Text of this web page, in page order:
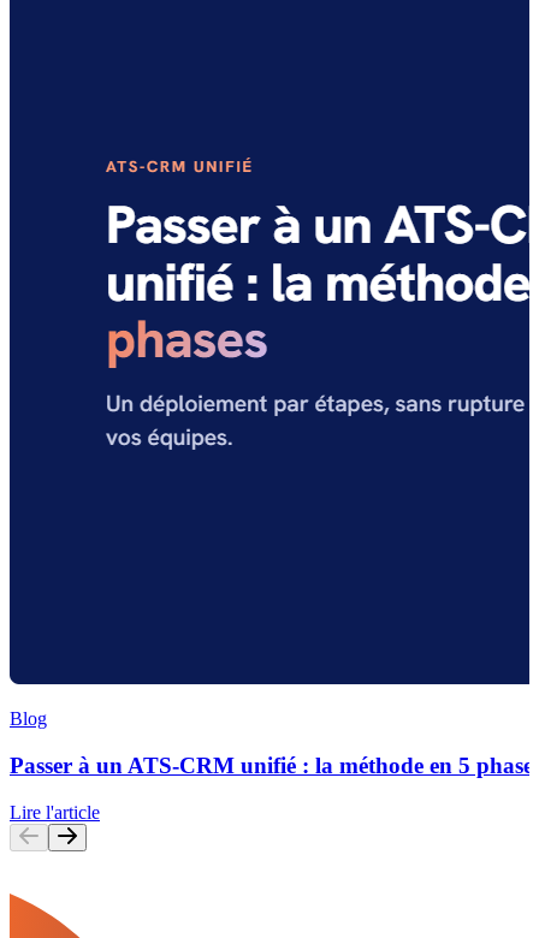
Blog
Passer à un ATS-CRM unifié : la méthode en 5
Lire l'article